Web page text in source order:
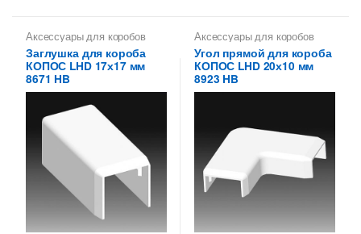
Аксессуары для коробов
Заглушка для короба
КОПОС LHD 17х17 мм
8671 HB
Аксессуары для коробов
Угол прямой для короба
КОПОС LHD 20х10 мм
8923 HB